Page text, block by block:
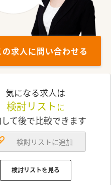
の求人に問い合わせる
気になる求人は
検討リスト に
て後で比較できます
検討リストに追加
検討リストを見る